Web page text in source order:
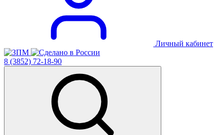
Личный кабинет
8 (3852) 72-18-90